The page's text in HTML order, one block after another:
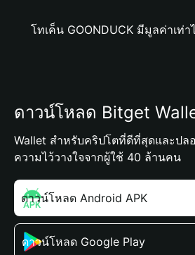
โทเค็น GOONDUCK มีมูลค่าเท่า
ดาวน์โหลด Bitget
Wallet สำหรับคริปโตที่ดีที่สุดและปล
ความไว้วางใจจากผู้ใช้ 40 ล้านคน
ดาวน์โหลด Android APK
ดาวน์โหลด Google Play